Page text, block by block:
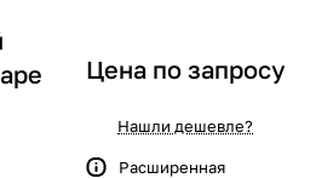
Цена по запросу
Нашли дешевле?
Расширенная